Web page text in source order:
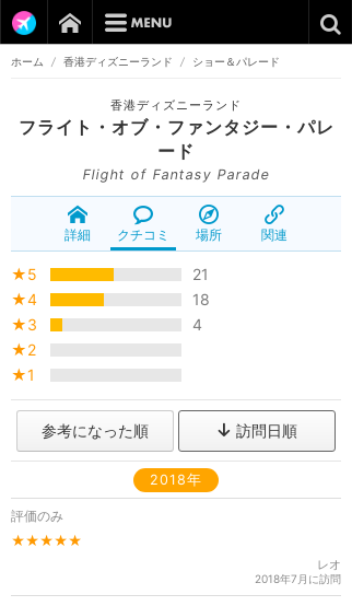
ホーム / 香港ディズニーランド / ショー＆パレード
香港ディズニーランド
フライト・オブ・ファンタジー・パレ
ード
Flight of Fantasy Parade
詳細 クチコミ 場所 関連
★5
21
★4
18
★3
4
★2
★1
参考になった順 訪問日順
2018年
評価のみ
★★★★★
レオ
2018年7月に訪問